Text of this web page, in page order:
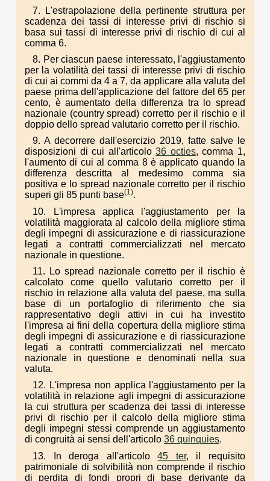
7. L'estrapolazione della pertinente struttura per
scadenza dei tassi di interesse privi di rischio si
basa sui tassi di interesse privi di rischio di cui al
comma 6.
8. Per ciascun paese interessato, l'aggiustamento
per la volatilità dei tassi di interesse privi di rischio
di cui ai commi da 4 a 7, da applicare alla valuta del
paese prima dell'applicazione del fattore del 65 per
cento, è aumentato della differenza tra lo spread
nazionale (country spread) corretto per il rischio e il
doppio dello spread valutario corretto per il rischio.
9. A decorrere dall'esercizio 2019, fatte salve le
disposizioni di cui all'articolo36 octies, comma 1,
l'aumento di cui al comma 8 è applicato quando la
differenza descritta al medesimo comma sia
positiva e lo spread nazionale corretto per il rischio
superi gli 85 punti base(1).
10. L'impresa applica l'aggiustamento per la
volatilità maggiorata al calcolo della migliore stima
degli impegni di assicurazione e di riassicurazione
legati a contratti commercializzati nel mercato
nazionale in questione.
11. Lo spread nazionale corretto per il rischio è
calcolato come quello valutario corretto per il
rischio in relazione alla valuta del paese, ma sulla
base di un portafoglio di riferimento che sia
rappresentativo degli attivi in cui ha investito
l'impresa ai fini della copertura della migliore stima
degli impegni di assicurazione e di riassicurazione
legati a contratti commercializzati nel mercato
nazionale in questione e denominati nella sua
valuta.
12. L'impresa non applica l'aggiustamento per la
volatilità in relazione agli impegni di assicurazione
la cui struttura per scadenza dei tassi di interesse
privi di rischio per il calcolo della migliore stima
degli impegni stessi comprende un aggiustamento
di congruità ai sensi dell'articolo 36 quinquies.
13. In deroga all'articolo45 ter, il requisito
patrimoniale di solvibilità non comprende il rischio
di perdita di fondi propri di base derivante da